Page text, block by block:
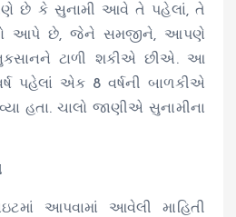
છે કે સુનામી આવે તે પહેલાં, તે
આપે છે, જેને સમજીને, આપણે
નુકસાનને ટાળી શકીએ છીએ. આ
પહેલાં એક 8 વર્ષની બાળકીએ
હતા. ચાલો જાણીએ સુનામીના
આપવામાં આવેલી માહિતી